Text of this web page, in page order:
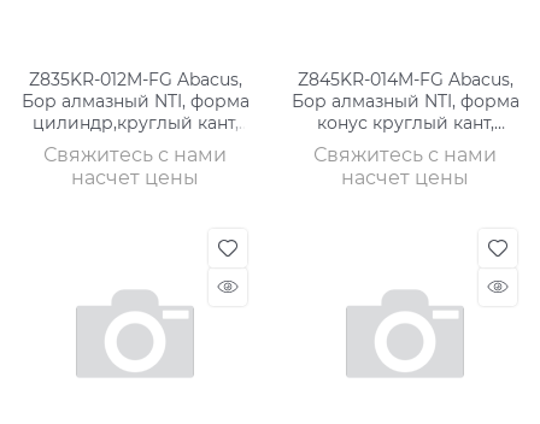
Z835KR-012M-FG Abacus,
Бор алмазный NTI, форма
цилиндр,круглый кант,
Свяжитесь с нами
насчет цены
Z845KR-014M-FG Abacus,
Бор алмазный NTI, форма
конус круглый кант,
Свяжитесь с нами
насчет цены